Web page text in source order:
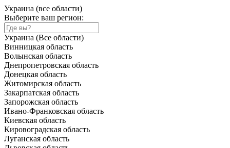
Украина (все области)
Выберите ваш регион:
Украина (Все области)
Винницкая область
Волынская область
Днепропетровская область
Донецкая область
Житомирская область
Закарпатская область
Запорожская область
Ивано-Франковская область
Киевская область
Кировоградская область
Луганская область